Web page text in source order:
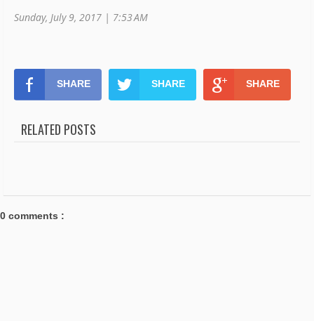
Sunday, July 9, 2017 | 7:53 AM
SHARE SHARE SHARE
RELATED POSTS
0 comments :